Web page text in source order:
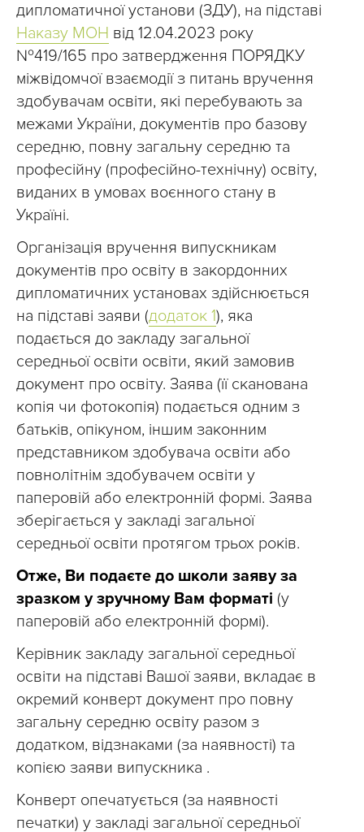
дипломатичної установи (ЗДУ), на підставі
Наказу МОН від 12.04.2023 року
№419/165 про затвердження ПОРЯДКУ
міжвідомчої взаємодії з питань вручення
здобувачам освіти, які перебувають за
межами України, документів про базову
середню, повну загальну середню та
професійну (професійно-технічну) освіту,
виданих в умовах воєнного стану в
Україні.
Організація вручення випускникам
документів про освіту в закордонних
дипломатичних установах здійснюється
на підставі заяви (додаток 1), яка
подається до закладу загальної
середньої освіти освіти, який замовив
документ про освіту. Заява (її сканована
копія чи фотокопія) подається одним з
батьків, опікуном, іншим законним
представником здобувача освіти або
повнолітнім здобувачем освіти у
паперовій або електронній формі. Заява
зберігається у закладі загальної
середньої освіти протягом трьох років.
Отже, Ви подаєте до школи заяву за
зразком у зручному Вам форматі (у
паперовій або електронній формі).
Керівник закладу загальної середньої
освіти на підставі Вашої заяви, вкладає в
окремий конверт документ про повну
загальну середню освіту разом з
додатком, відзнаками (за наявності) та
копією заяви випускника .
Конверт опечатується (за наявності
печатки) у закладі загальної середньої